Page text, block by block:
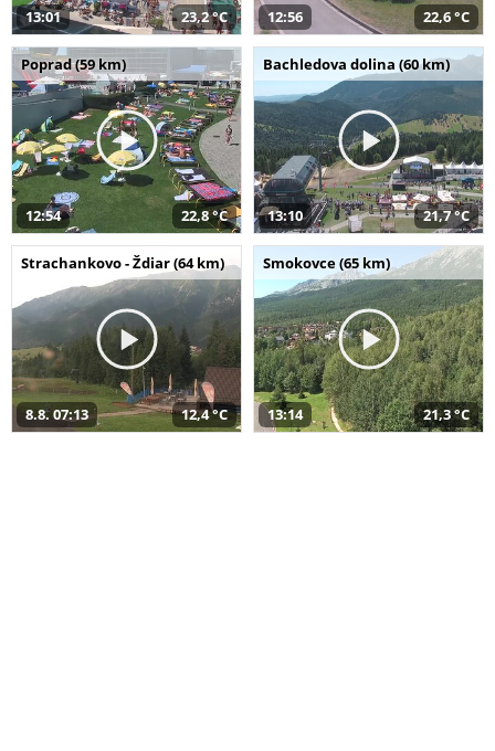
13:01 23,2 °C 12:56 22,6 °C
Poprad (59 km)
12:54 22,8 °C
Bachledova dolina (60 km)
13:10 21,7 °C
Strachankovo - Ždiar (64 km)
8.8. 07:13 12,4 °C
Smokovce (65 km)
13:14 21,3 °C